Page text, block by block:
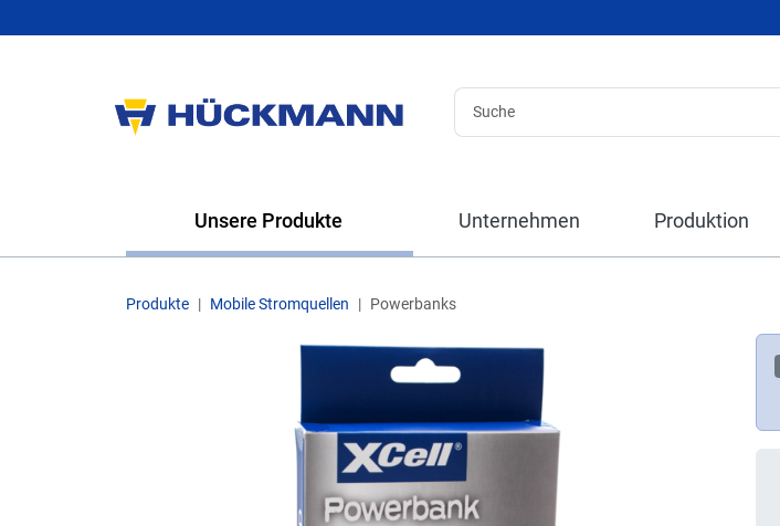
Unsere Produkte Unternehmen Produktion
Produkte Mobile Stromquellen Powerbanks